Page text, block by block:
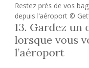
Restez près de vos
depuis l’aéroport ©
13. Gardez un
lorsque vous
l’aéroport